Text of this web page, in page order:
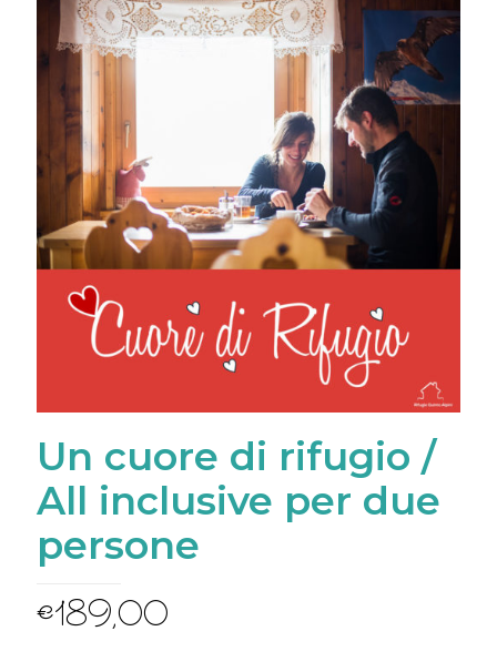
Un cuore di rifugio /
All inclusive per due
persone
€189,00